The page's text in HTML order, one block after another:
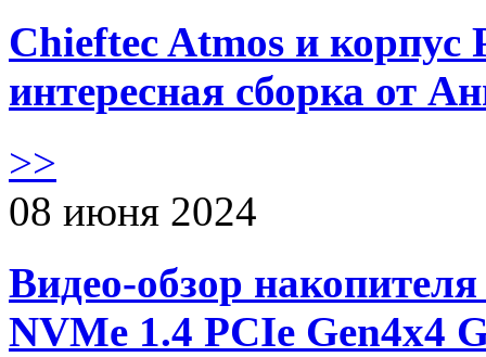
Chieftec Atmos и корпус
интересная сборка от
>>
08 июня 2024
Видео-обзор
NVMe 1.4 PCIe Gen4х4